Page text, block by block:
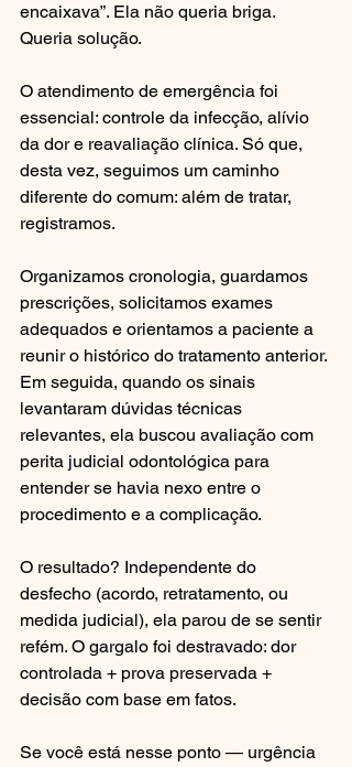
encaixava”. Ela não queria briga.
Queria solução.
O atendimento de emergência foi
essencial: controle da infecção, alívio
da dor e reavaliação clínica. Só que,
desta vez, seguimos um caminho
diferente do comum: além de tratar,
registramos.
Organizamos cronologia, guardamos
prescrições, solicitamos exames
adequados e orientamos a paciente a
reunir o histórico do tratamento anterior.
Em seguida, quando os sinais
levantaram dúvidas técnicas
relevantes, ela buscou avaliação com
perita judicial odontológica para
entender se havia nexo entre o
procedimento e a complicação.
O resultado? Independente do
desfecho (acordo, retratamento, ou
medida judicial), ela parou de se sentir
refém. O gargalo foi destravado: dor
controlada + prova preservada +
decisão com base em fatos.
Se você está nesse ponto — urgência